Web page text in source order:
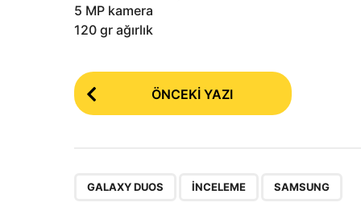
5 MP kamera
120 gr ağırlık
P
o
P
ÖNCEKI YAZI
GALAXY DUOS INCELEME SAMSUNG